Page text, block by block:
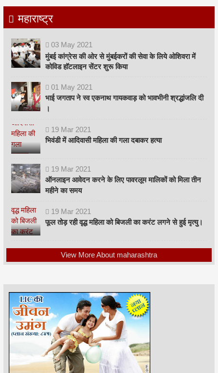
महाराष्ट्र
03 May 2021
मुंबई कांग्रेस की ओर से मुंबईकरों की सेवा के लिये ओशिवरा में
कोविड हॉटलाइन सेंटर शुरू किया
01 May 2021
भाई जगताप ने स्व एकनाथ गायकवाड़ को भावभीनी श्रद्धांजलि दी
।
19 Mar 2021
भिवंडी में आदिवासी महिला की गला दबाकर हत्या
19 Mar 2021
ऑनलाइन आवेदन करने के लिए पावरलूम मालिकों को मिला तीन
महीने का समय
19 Mar 2021
फूल तोड़ रही वृद्ध महिला को बिजली का करंट लगने से हुई मृत्यु।
View More About maharashtra